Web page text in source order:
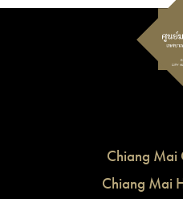
Chiang Mai
Chiang Mai